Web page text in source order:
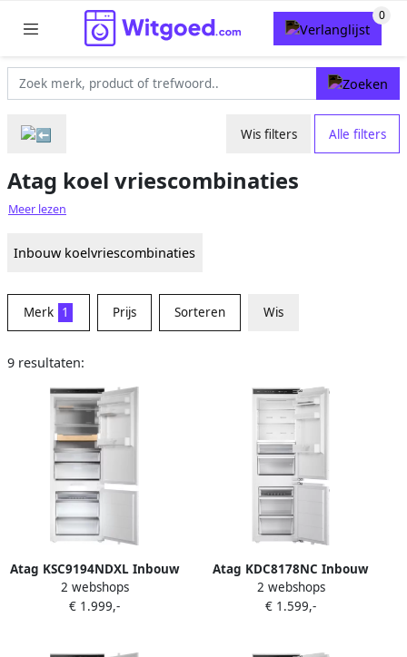
Wis filters Alle filters
Atag koel vriescombinaties
Meer lezen
Inbouw koelvriescombinaties
Merk 1 Prijs Sorteren Wis
9 resultaten:
Atag KSC9194NDXL Inbouw
koel-vriescombinatie
2 webshops
€ 1.999,-
Atag KDC8178NC Inbouw
koel-vriescombinatie
2 webshops
€ 1.599,-